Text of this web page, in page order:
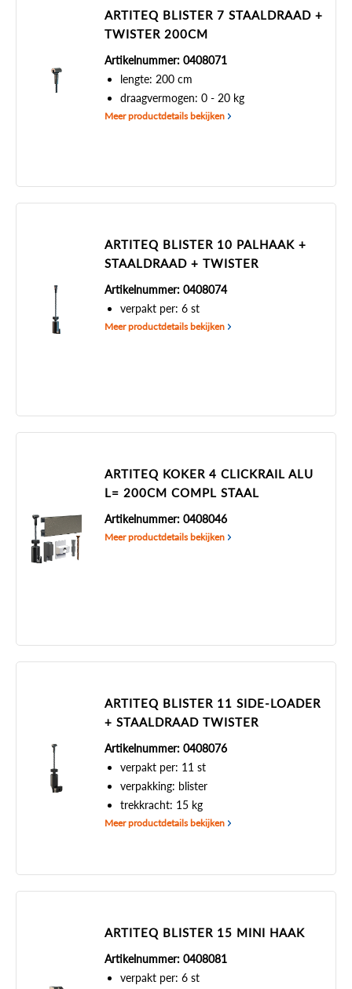
ARTITEQ BLISTER 7 STAALDRAAD +
TWISTER 200CM
Artikelnummer: 0408071
lengte: 200 cm
draagvermogen: 0 - 20 kg
Meer productdetails bekijken
ARTITEQ BLISTER 10 PALHAAK +
STAALDRAAD + TWISTER
Artikelnummer: 0408074
verpakt per: 6 st
Meer productdetails bekijken
ARTITEQ KOKER 4 CLICKRAIL ALU
L= 200CM COMPL STAAL
Artikelnummer: 0408046
Meer productdetails bekijken
ARTITEQ BLISTER 11 SIDE-LOADER
+ STAALDRAAD TWISTER
Artikelnummer: 0408076
verpakt per: 11 st
verpakking: blister
trekkracht: 15 kg
Meer productdetails bekijken
ARTITEQ BLISTER 15 MINI HAAK
Artikelnummer: 0408081
verpakt per: 6 st